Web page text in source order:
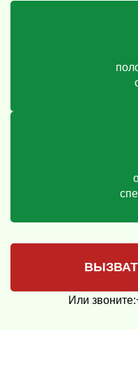
Или звоните: